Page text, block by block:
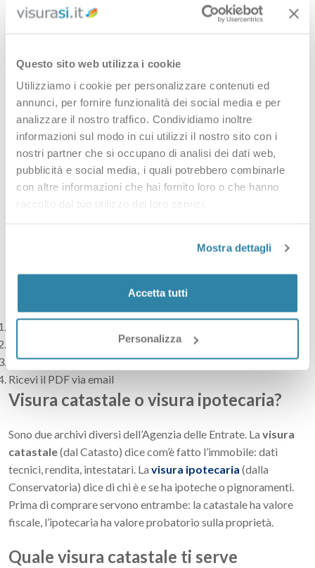
Questo sito web utilizza i cookie
Utilizziamo i cookie per personalizzare contenuti ed
annunci, per fornire funzionalità dei social media e per
analizzare il nostro traffico. Condividiamo inoltre
informazioni sul modo in cui utilizzi il nostro sito con i
nostri partner che si occupano di analisi dei dati web,
pubblicità e social media, i quali potrebbero combinarle
con altre informazioni che hai fornito loro o che hanno
raccolto dal tuo utilizzo dei loro servizi.
Mostra dettagli
Accetta tutti
Personalizza
Non sono il numero civico: sono i codici con cui il Catasto
Foglio— una porzione del territorio comunale.
Particella — il singolo terreno o fabbricato dentro il foglio.
Subalterno — la singola unità (appartamento, box, cantina)
dentro il fabbricato.
Non hai questi dati? Puoi partire dalcodice fiscale
dell’intestatariooppure dall’ indirizzo.
Come si richiede
Inserisci Provincia, Comune, Foglio, Particella e — per i
minuti. Niente SPID e niente registrazione obbligatoria; il
documento resta anche nella tua area riservata.
Scegli fabbricato o terreno
Paga con carta, PayPal o bonifico
Ricevi il PDF via email
Visura catastale o visura ipotecaria?
Sono due archivi diversi dell’Agenzia delle Entrate. La visura
catastale(dal Catasto) dice com’è fatto l’immobile: dati
tecnici, rendita, intestatari. La visura ipotecaria (dalla
Conservatoria) dice di chi è e se ha ipoteche o pignoramenti.
Prima di comprare servono entrambe: la catastale ha valore
fiscale, l’ipotecaria ha valore probatorio sulla proprietà.
Quale visura catastale ti serve